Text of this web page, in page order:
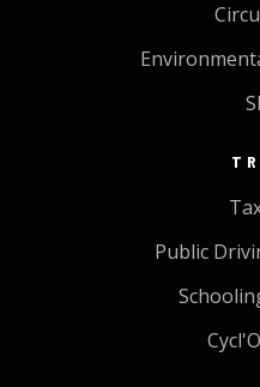
Public